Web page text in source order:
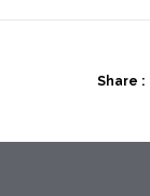
Share :